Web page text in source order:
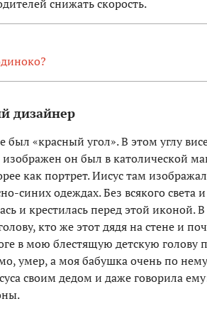
снижать скорость.
дизайнер
«красный угол». В этом углу
он был в католической
как портрет. Иисус там
синих одеждах. Без всякого
и крестилась перед этой иконой.
кто же этот дядя на стене и
в мою блестящую детскую
умер, а моя бабушка очень по
своим дедом и даже говорила